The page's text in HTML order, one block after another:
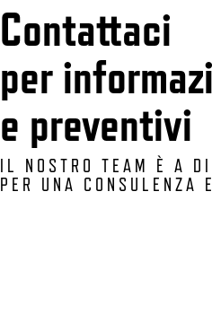
Contattaci
per
e preventivi
IL NOSTRO TEAM È A
PER UNA CONSULENZA